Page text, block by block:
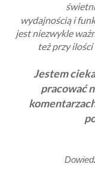
wydajnością i
jest niezwykle
też przy
Jestem
pracować